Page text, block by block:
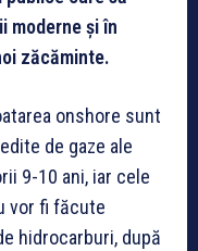
moderne și în
zăcăminte.
onshore sunt
de gaze ale
9-10 ani, iar cele
vor fi făcute
hidrocarburi, după